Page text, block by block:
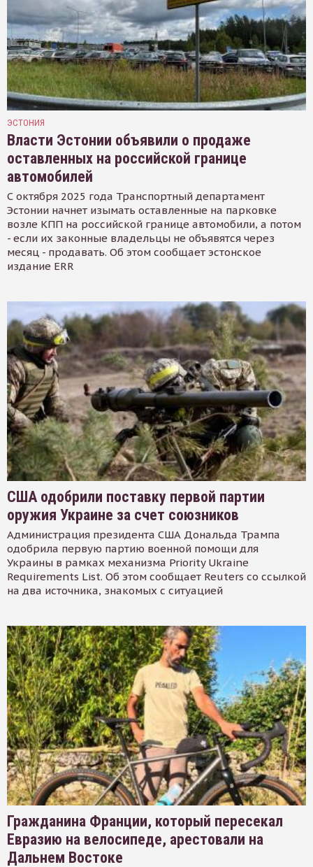
ЭСТОНИЯ
Власти Эстонии объявили о продаже
оставленных на российской границе
автомобилей
С октября 2025 года Транспортный департамент
Эстонии начнет изымать оставленные на парковке
возле КПП на российской границе автомобили, а потом
- если их законные владельцы не объявятся через
месяц - продавать. Об этом сообщает эстонское
издание ERR
США одобрили поставку первой партии
оружия Украине за счет союзников
Администрация президента США Дональда Трампа
одобрила первую партию военной помощи для
Украины в рамках механизма Priority Ukraine
Requirements List. Об этом сообщает Reuters со ссылкой
на два источника, знакомых с ситуацией
Гражданина Франции, который пересекал
Евразию на велосипеде, арестовали на
Дальнем Востоке